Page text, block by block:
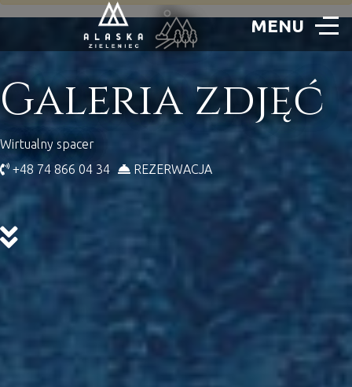
Galeria zdjęć
Wirtualny spacer
+48 74 866 04 34
REZERWACJA